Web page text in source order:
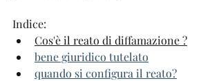
Indice:
Cos'è il reato di diffamazione ?
bene giuridico tutelato
quando si configura il reato?